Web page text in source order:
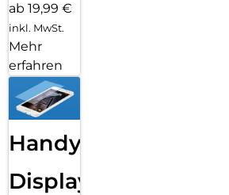
ab 19,99 €
inkl. MwSt.
Mehr
erfahren
Handy
Displayfolie